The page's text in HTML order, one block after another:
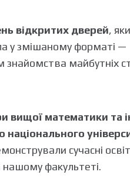
відкритих дверей,
у змішаному форматі —
майбутніх
вищої математики та
сучасні
факультеті.